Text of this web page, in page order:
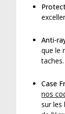
Anti-
que le
taches.
Case
nos
sur les